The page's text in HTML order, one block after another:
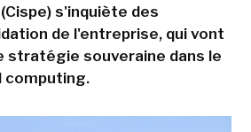
s'inquiète des
de l'entreprise, qui vont
stratégie souveraine dans le
computing.